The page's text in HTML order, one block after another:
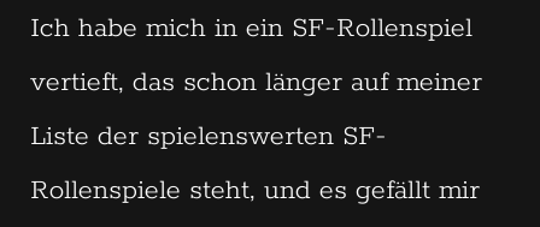
Ich habe mich in ein SF-Rollenspiel
vertieft, das schon länger auf meiner
Liste der spielenswerten SF-
Rollenspiele steht, und es gefällt mir